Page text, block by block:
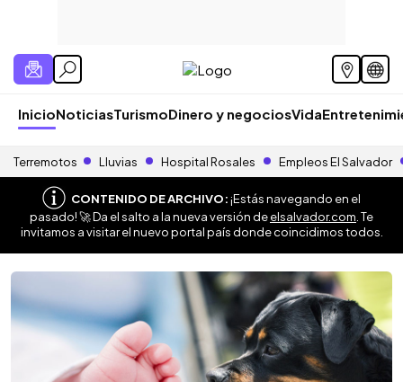
InicioNoticiasTurismoDinero y negociosVida
Terremotos Lluvias Hospital Rosales Empleos El Salvador
CONTENIDO DE ARCHIVO:¡Estás navegando en el
pasado! 🚀 Da el salto a la nueva versión deelsalvador.com . Te
invitamos a visitar el nuevo portal país donde coincidimos todos.